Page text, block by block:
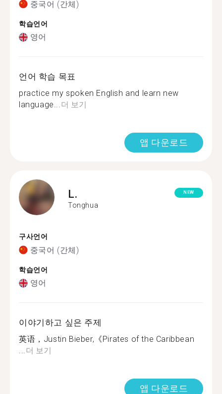
중국어 (간체)
학습언어
영어
언어 학습 목표
practice my spoken English and learn new
language...더 보기
앱 다운로드
L.
Tonghua
NEW
구사언어
중국어 (간체)
학습언어
영어
이야기하고 싶은 주제
英语，Justin Bieber,《Pirates of the Caribbean
...더 보기
앱 다운로드